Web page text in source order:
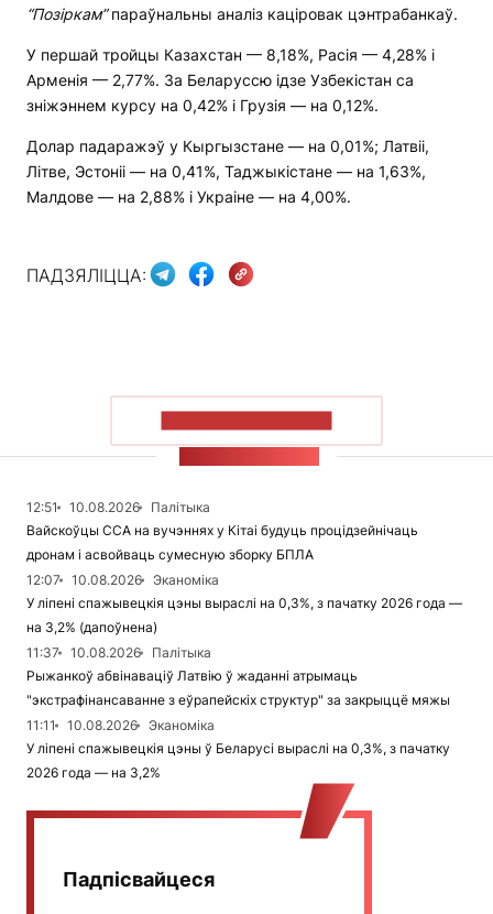
“Позіркам”параўнальны аналіз каціровак цэнтрабанкаў.
У першай тройцы Казахстан — 8,18%, Расія — 4,28% і
Арменія — 2,77%. За Беларуссю ідзе Узбекістан са
зніжэннем курсу на 0,42% і Грузія — на 0,12%.
Долар падаражэў у Кыргызстане — на 0,01%; Латвіі,
Літве, Эстоніі — на 0,41%, Таджыкістане — на 1,63%,
Малдове — на 2,88% і Украіне — на 4,00%.
ПАДЗЯЛІЦЦА:
12:51 10.08.2026
Палітыка
Вайскоўцы ССА на вучэннях у Кітаі будуць процідзейнічаць
дронам і асвойваць сумесную зборку БПЛА
12:07
10.08.2026
Эканоміка
У ліпені спажывецкія цэны выраслі на 0,3%, з пачатку 2026 года —
на 3,2% (дапоўнена)
11:37
10.08.2026
Палітыка
Рыжанкоў абвінаваціў Латвію ў жаданні атрымаць
"экстрафінансаванне з еўрапейскіх структур" за закрыццё мяжы
11:11
10.08.2026
Эканоміка
У ліпені спажывецкія цэны ў Беларусі выраслі на 0,3%, з пачатку
2026 года — на 3,2%
Падпісвайцеся